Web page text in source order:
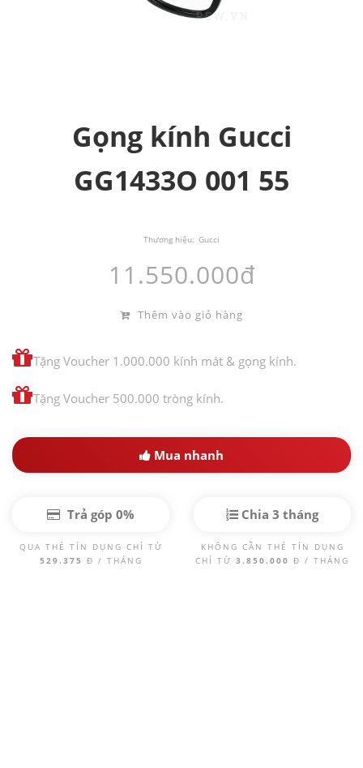
Gọng kính Gucci
GG1433O 001 55
Thương hiệu: Gucci
11.550.000đ
Thêm vào giỏ hàng
Tặng Voucher 1.000.000 kính mát & gọng kính.
Tặng Voucher 500.000 tròng kính.
Mua nhanh
Trả góp 0%
QUA THẺ TÍN DỤNG CHỈ TỪ
529.375 Đ / THÁNG
Chia 3 tháng
KHÔNG CẦN THẺ TÍN DỤNG
CHỈ TỪ 3.850.000 Đ / THÁNG